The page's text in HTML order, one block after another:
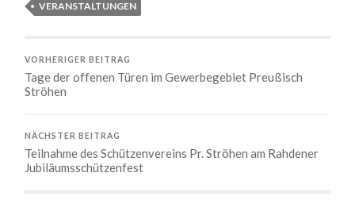
VERANSTALTUNGEN
VORHERIGER BEITRAG
Tage der offenen Türen im Gewerbegebiet Preußisch
Ströhen
NÄCHSTER BEITRAG
Teilnahme des Schützenvereins Pr. Ströhen am Rahdener
Jubiläumsschützenfest